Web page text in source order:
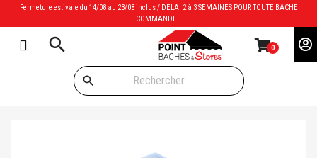
Fermeture estivale du 14/08 au 23/08 inclus / DELAI 2 à 3 SEMAINES POUR TOUTE BACHE
COMMANDEE
search 0
search